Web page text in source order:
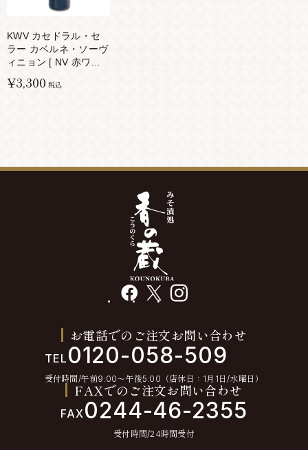
KWV カセドラル・セ
ラー カベルネ・ソーヴ
ィニョン [ NV 赤ワイ
リカ 750ml ]
¥3,300 税込
facebook instagram
お電話でのご注文お問い合わせ
TEL 0120-058-509
受付時間/午前9:00〜午後5:00（店休日：1月1日/水曜日）
FAXでのご注文お問い合わせ
FAX0244-46-2355
受付時間/24時間受付